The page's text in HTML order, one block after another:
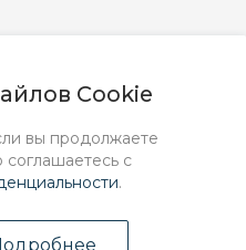
Cookie
вы продолжаете
соглашаетесь с
.
ни при каких условиях не
437 (2) ГК РФ.